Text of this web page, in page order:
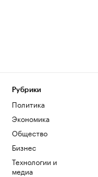
Рубрики
Политика
Экономика
Общество
Бизнес
Технологии и
медиа